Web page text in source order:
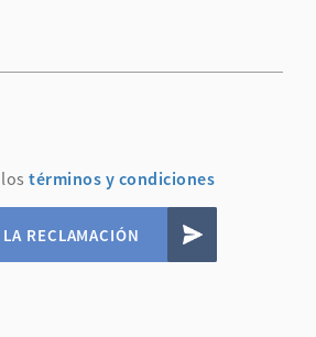
términos y condiciones
RECLAMACIÓN